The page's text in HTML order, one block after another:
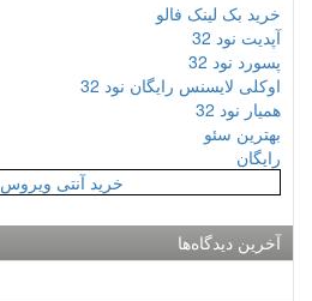
خرید بک لینک فالو
آپدیت نود 32
پسورد نود 32
اوکلی لایسنس رایگان نود 32
همیار نود 32
بهترین سئو
رایگان
خرید آنتی ویروس
آخرین دیدگاه‌ها